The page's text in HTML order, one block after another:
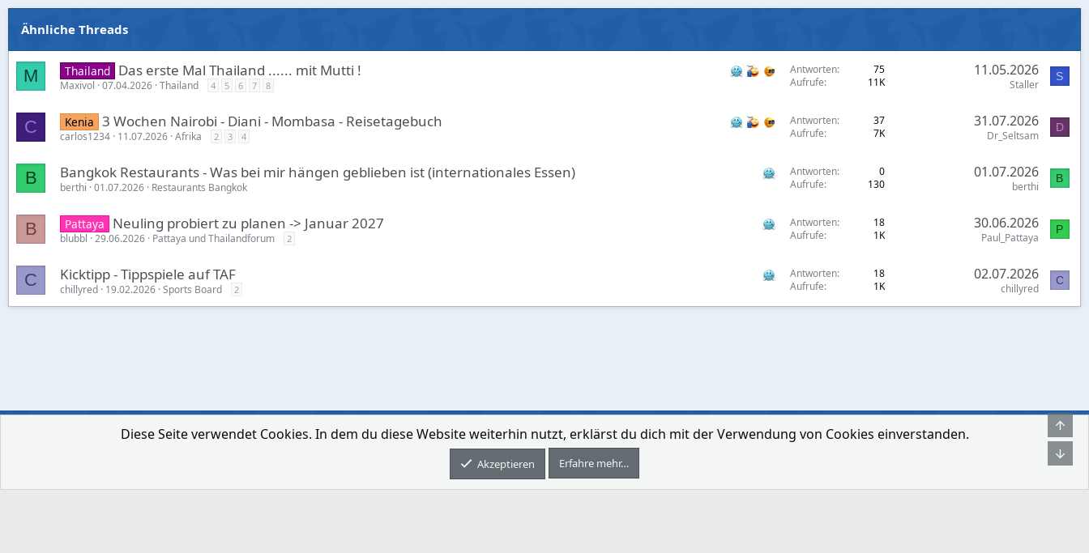
Ähnliche Threads
M Thailand Das erste Mal Thailand ...... mit Mutti !
Maxivol 07.04.2026 Thailand 4 5 6 7 8
Antworten
75
Aufrufe
11K
11.05.2026
Staller
S
C Kenia 3 Wochen Nairobi - Diani - Mombasa - Reisetagebuch
carlos1234 11.07.2026 Afrika 2 3 4
Antworten
37
Aufrufe
7K
31.07.2026
Dr_Seltsam
D
B Bangkok Restaurants - Was bei mir hängen geblieben ist (internationales Essen)
berthi 01.07.2026 Restaurants Bangkok
Antworten
0
Aufrufe
130
01.07.2026
berthi
B
B Pattaya Neuling probiert zu planen -> Januar 2027
blubbl 29.06.2026 Pattaya und Thailandforum 2
Antworten
18
Aufrufe
1K
30.06.2026
Paul_Pattaya
P
C Kicktipp - Tippspiele auf TAF
chillyred 19.02.2026 Sports Board 2
Antworten
18
Aufrufe
1K
02.07.2026
chillyred
C
Deutsch [Du] Kontakt aufnehmen Bedingungen und Regeln Datenschutz-Bestimmungen Hilfe
Forum software by XenForo® © 2010-2026 XenForo Ltd.
Diese Seite verwendet Cookies. In dem du diese Website weiterhin nutzt, erklärst du dich mit der Verwendung von Cookies einverstanden.
Akzeptieren Erfahre mehr…